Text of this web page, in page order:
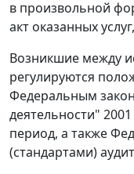
в произвольной
акт оказанных услуг,
Возникшие между
регулируются
Федеральным
деятельности"
период, а также
(стандартами)